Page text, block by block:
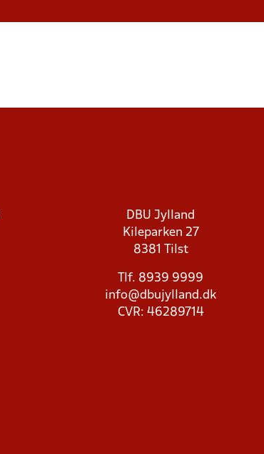
DBU Jylland
Kileparken 27
8381 Tilst
Tlf. 8939 9999
info@dbujylland.dk
CVR: 46289714